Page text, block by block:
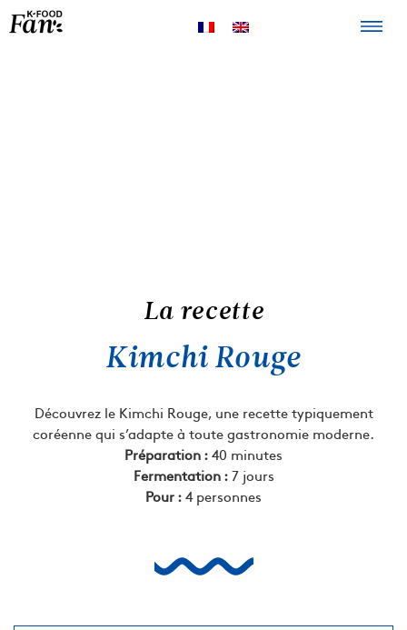
La recette
Kimchi Rouge
Découvrez le Kimchi Rouge, une recette typiquement
coréenne qui s’adapte à toute gastronomie moderne.
Préparation :40 minutes
Fermentation :7 jours
Pour :4 personnes